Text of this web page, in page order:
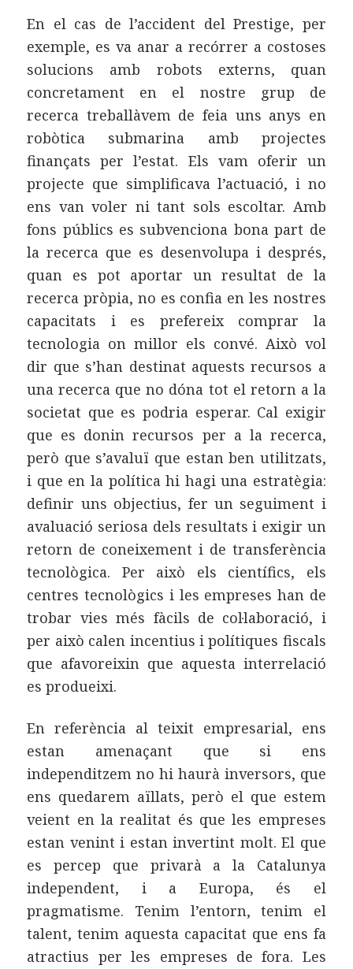
En el cas de l’accident del Prestige, per
exemple, es va anar a recórrer a costoses
solucions amb robots externs, quan
concretament en el nostre grup de
recerca treballàvem de feia uns anys en
robòtica submarina amb projectes
finançats per l’estat. Els vam oferir un
projecte que simplificava l’actuació, i no
ens van voler ni tant sols escoltar. Amb
fons públics es subvenciona bona part de
la recerca que es desenvolupa i després,
quan es pot aportar un resultat de la
recerca pròpia, no es confia en les nostres
capacitats i es prefereix comprar la
tecnologia on millor els convé. Això vol
dir que s’han destinat aquests recursos a
una recerca que no dóna tot el retorn a la
societat que es podria esperar. Cal exigir
que es donin recursos per a la recerca,
però que s’avaluï que estan ben utilitzats,
i que en la política hi hagi una estratègia:
definir uns objectius, fer un seguiment i
avaluació seriosa dels resultats i exigir un
retorn de coneixement i de transferència
tecnològica. Per això els científics, els
centres tecnològics i les empreses han de
trobar vies més fàcils de col·laboració, i
per això calen incentius i polítiques fiscals
que afavoreixin que aquesta interrelació
es produeixi.
En referència al teixit empresarial, ens
estan amenaçant que si ens
independitzem no hi haurà inversors, que
ens quedarem aïllats, però el que estem
veient en la realitat és que les empreses
estan venint i estan invertint molt. El que
es percep que privarà a la Catalunya
independent, i a Europa, és el
pragmatisme. Tenim l’entorn, tenim el
talent, tenim aquesta capacitat que ens fa
atractius per les empreses de fora. Les